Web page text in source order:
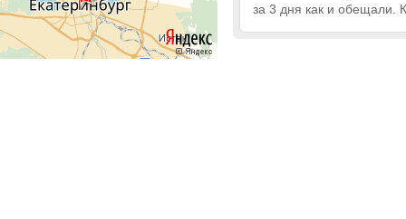
за 3 дня как и обещали.